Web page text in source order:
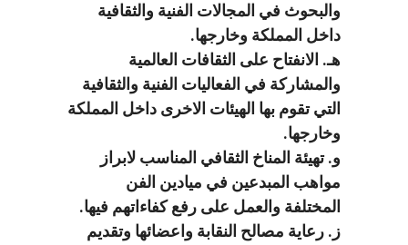
والبحوث في المجالات الفنية والثقافية
داخل المملكة وخارجها.
هـ. الانفتاح على الثقافات العالمية
والمشاركة في الفعاليات الفنية والثقافية
التي تقوم بها الهيئات الاخرى داخل المملكة
وخارجها.
و. تهيئة المناخ الثقافي المناسب لابراز
مواهب المبدعين في ميادين الفن
المختلفة والعمل على رفع كفاءاتهم فيها.
ز. رعاية مصالح النقابة واعضائها وتقديم